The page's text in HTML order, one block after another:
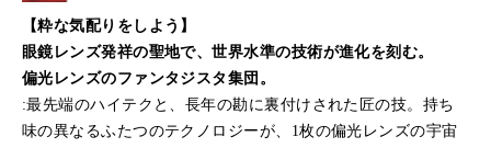
【粋な気配りをしよう】
眼鏡レンズ発祥の聖地で、世界水準の技術が進化を刻む。
偏光レンズのファンタジスタ集団。
:最先端のハイテクと、長年の勘に裏付けされた匠の技。持ち
味の異なるふたつのテクノロジーが、1枚の偏光レンズの宇宙